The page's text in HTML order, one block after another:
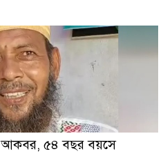
আকবর, ৫৪ বছর বয়সে